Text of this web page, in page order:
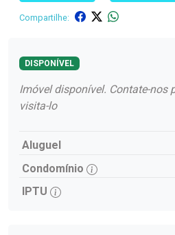
Compartilhe:
DISPONÍVEL
Imóvel disponível. Contate-nos
visita-lo
Aluguel
Condomínio
IPTU